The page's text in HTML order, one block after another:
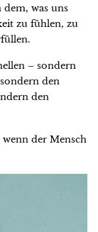
was uns
zu fühlen, zu
– sondern
den
den
der Mensch